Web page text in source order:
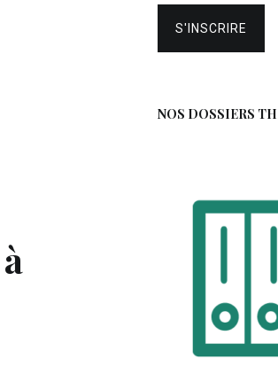
NOS DOSSIERS